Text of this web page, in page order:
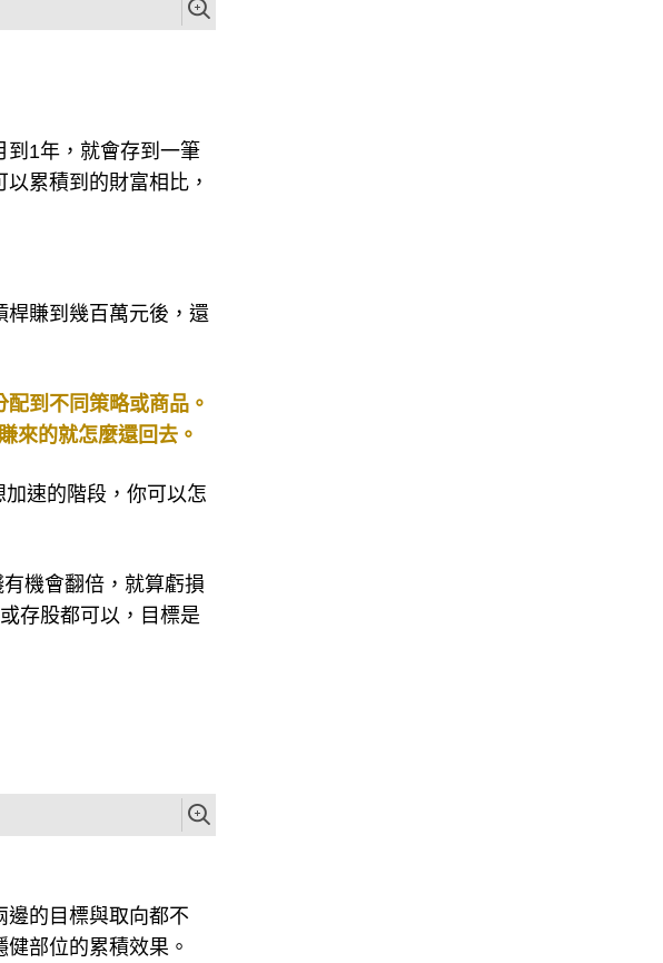
到1年，就會存到一筆
累積到的財富相比，
桿賺到幾百萬元後，還
到不同策略或商品。
來的就怎麼還回去。
速的階段，你可以怎
機會翻倍，就算虧損
存股都可以，目標是
邊的目標與取向都不
部位的累積效果。